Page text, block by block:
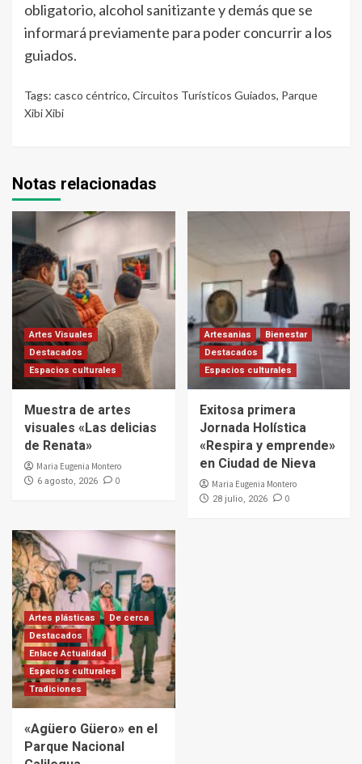
obligatorio, alcohol sanitizante y demás que se
informará previamente para poder concurrir a los
guiados.
Tags: casco céntrico, Circuitos Turísticos Guiados, Parque
Xibi Xibi
Notas relacionadas
Artes Visuales
Destacados
Espacios culturales
Muestra de artes
visuales «Las delicias
de Renata»
Maria Eugenia Montero
6 agosto, 2026 0
Artesanias
Bienestar
Destacados
Espacios culturales
Exitosa primera
Jornada Holística
«Respira y emprende»
en Ciudad de Nieva
Maria Eugenia Montero
28 julio, 2026 0
Artes plásticas
De cerca
Destacados
Enlace Actualidad
Espacios culturales
Tradiciones
«Agüero Güero» en el
Parque Nacional